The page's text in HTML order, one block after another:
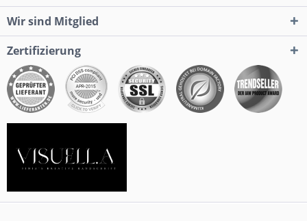
Wir sind Mitglied
Zertifizierung